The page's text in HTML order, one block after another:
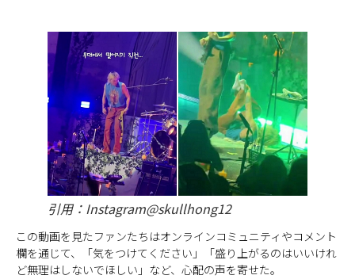
引用：Instagram@skullhong12
この動画を見たファンたちはオンラインコミュニティやコメント
欄を通じて、「気をつけてください」「盛り上がるのはいいけれ
ど無理はしないでほしい」など、心配の声を寄せた。